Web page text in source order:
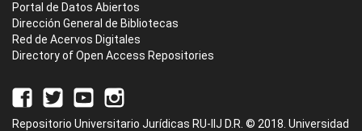
Portal de Datos Abiertos
Dirección General de Bibliotecas
Red de Acervos Digitales
Directory of Open Access Repositories
Repositorio Universitario Jurídicas RU-IIJ D.R. © 2018. Universidad